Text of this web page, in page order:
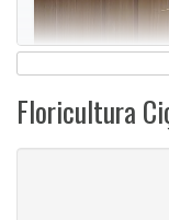
Floricultura